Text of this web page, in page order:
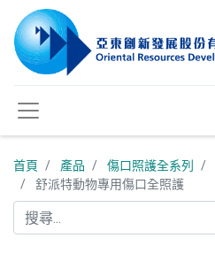
首頁 產品 傷口照護全系列
舒派特動物專用傷口全照護